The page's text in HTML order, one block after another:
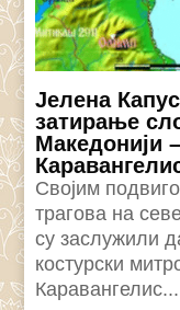
Јелена
затирање
Македонији
Својим
трагова на
су заслужили
костурски
Каравангелис...